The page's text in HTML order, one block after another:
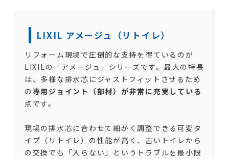
LIXIL アメージュ（リトイレ）
リフォーム現場で圧倒的な支持を得ているのが
LIXILの「アメージュ」シリーズです。最大の特長
は、多様な排水芯にジャストフィットさせるため
の専用ジョイント（部材）が非常に充実している
点です。
現場の排水芯に合わせて細かく調整できる可変タ
イプ（リトイレ）の性能が高く、古いトイレから
の交換でも「入らない」というトラブルを最小限